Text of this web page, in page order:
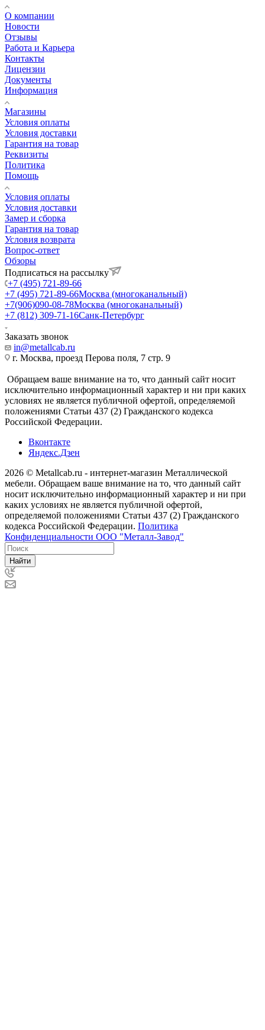
О компании
Новости
Отзывы
Работа и Карьера
Контакты
Лицензии
Документы
Информация
Магазины
Условия оплаты
Условия доставки
Гарантия на товар
Реквизиты
Политика
Помощь
Условия оплаты
Условия доставки
Замер и сборка
Гарантия на товар
Условия возврата
Вопрос-ответ
Обзоры
Подписаться на рассылку
+7 (495) 721-89-66
+7 (495) 721-89-66Москва (многоканальный)
+7(906)090-08-78Москва (многоканальный)
+7 (812) 309-71-16Санк-Петербург
Заказать звонок
in@metallcab.ru
г. Москва, проезд Перова поля, 7 стр. 9
Обращаем ваше внимание на то, что данный сайт носит
исключительно информационный характер и ни при каких
условиях не является публичной офертой, определяемой
положениями Статьи 437 (2) Гражданского кодекса
Российской Федерации.
Вконтакте
Яндекс.Дзен
2026 © Metallcab.ru - интернет-магазин Металлической
мебели. Обращаем ваше внимание на то, что данный сайт
носит исключительно информационный характер и ни при
каких условиях не является публичной офертой,
определяемой положениями Статьи 437 (2) Гражданского
кодекса Российской Федерации. Политика
Конфиденциальности ООО "Металл-Завод"
Найти